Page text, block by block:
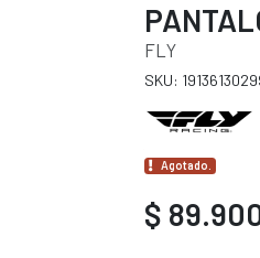
FLY
SKU:
Agotado.
$